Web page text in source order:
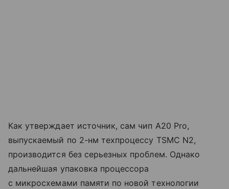
Как утверждает источник, сам чип A20 Pro,
выпускаемый по 2-нм техпроцессу TSMC N2,
производится без серьезных проблем. Однако
дальнейшая упаковка процессора
с микросхемами памяти по новой технологии